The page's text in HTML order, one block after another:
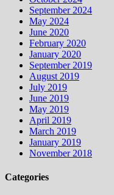
September 2024
May 2024
June 2020
February 2020
January 2020
September 2019
August 2019
July 2019
June 2019
May 2019
April 2019
March 2019
January 2019
November 2018
Categories